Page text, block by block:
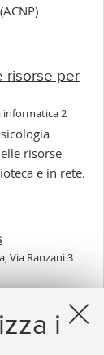
i
risorse per
informatica 2
risorse
e in rete.
Via Ranzani 3
Nexis.